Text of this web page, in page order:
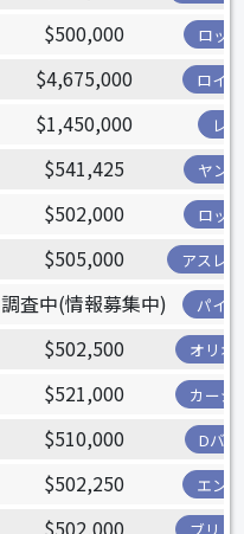
$500,000 ロッ
$4,675,000 ロイ
$1,450,000 レ
$541,425 ヤン
$502,000 ロッ
$505,000 アスレ
調査中(情報募集中) パイ
$502,500 オリオ
$521,000 カージ
$510,000 Dバ
$502,250 エン
$502,000